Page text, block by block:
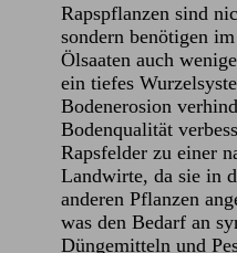
Rapspflanzen sind
sondern benötigen
Ölsaaten auch
ein tiefes
Bodenerosion
Bodenqualität
Rapsfelder zu einer
Landwirte, da sie in
anderen Pflanzen
was den Bedarf an
Düngemitteln und